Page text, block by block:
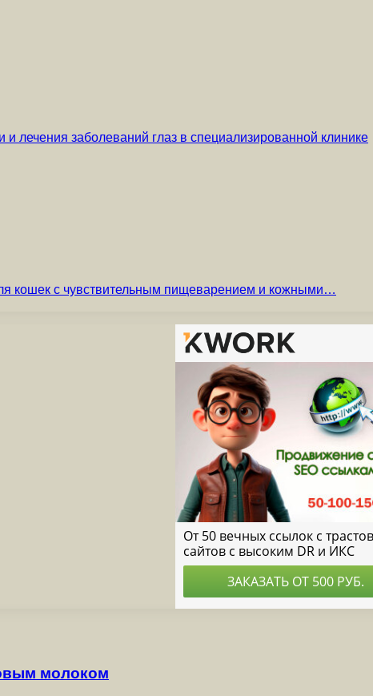
лечения заболеваний глаз в специализированной клинике
кошек с чувствительным пищеварением и кожными…
молоком